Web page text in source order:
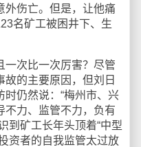
外伤亡。但是，让他痛
名矿工被困井下、生
次比一次厉害？尽管
的主要原因，但刘日
仍然说：“梅州市、兴
不力、监管不力，负有
到矿工长年头顶着“中型
资者的自我监管太过放